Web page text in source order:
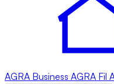
AGRA Business AGRA Fil